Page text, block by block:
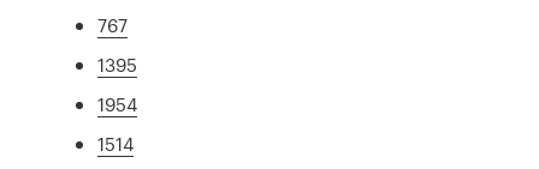
767
1395
1954
1514